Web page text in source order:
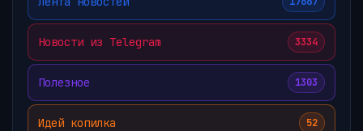
Новости из Telegram 3334
Полезное 1303
Идей копилка 52